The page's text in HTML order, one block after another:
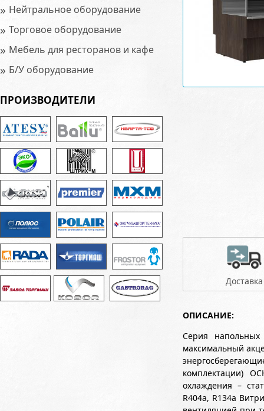
» Нейтральное оборудование
» Торговое оборудование
» Мебель для ресторанов и кафе
» Б/У оборудование
ПРОИЗВОДИТЕЛИ
Доставка
ОПИСАНИЕ:
Серия
максимальный
комплектации)
охлаждения –
R404a, R134a